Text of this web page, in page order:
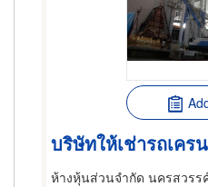
บริษัทให้เช่ารถเครน
ห้างหุ้นส่วนจำกัด นครสวรร